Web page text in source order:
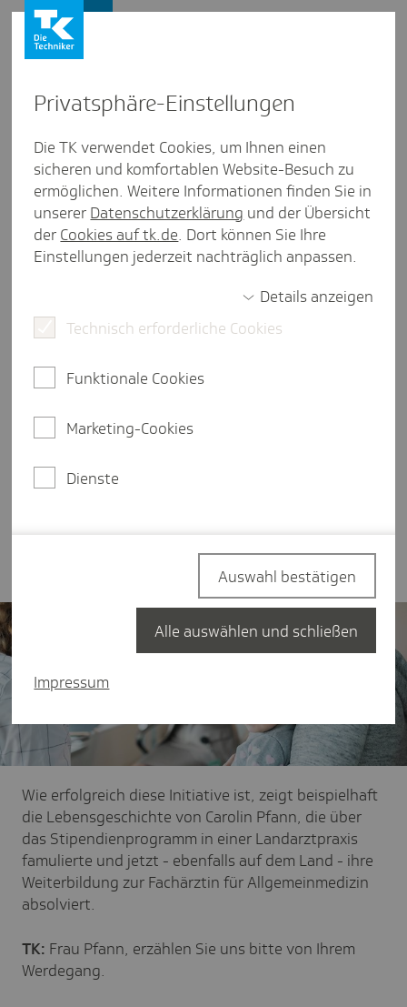
Carolin Pfann: Von der Haus­
arzt-Famu­latur zur Land­ärztin
Inter­view aus Bayern
Seit zehn Jahren engagiert sich die Stiftung
hausärztlichen Nachwuchs. Ein Schwerpunkt sind
praktische Erfahrungen in einer Hausarztpraxis
Hausärzteverband 2015 gemeinsam mit der
Techniker Krankenkasse in Bayern ein
Medizinstudierenden eine Famulatur in einer
Landarztpraxis zu ermöglichen.
Presse und Politik Ambulante Versorgung
Wie erfolgreich diese Initiative ist, zeigt beispielhaft
die Lebensgeschichte von Carolin Pfann, die über
das Stipendienprogramm in einer Landarztpraxis
famulierte und jetzt - ebenfalls auf dem Land - ihre
Weiterbildung zur Fachärztin für Allgemeinmedizin
absolviert.
TK: Frau Pfann, erzählen Sie uns bitte von Ihrem
Werdegang.
Privat­sphäre-Einstel­lungen
Die TK verwendet Cookies, um Ihnen einen
sicheren und komfortablen Website-Besuch zu
ermöglichen. Weitere Informationen finden Sie in
unserer Datenschutzerklärung und der Übersicht
der Cookies auf tk.de. Dort können Sie Ihre
Einstellungen jederzeit nachträglich anpassen.
Details anzeigen
Technisch erforderliche Cookies
Funktionale Cookies
Marketing-Cookies
Dienste
Impressum
Auswahl bestätigen
Alle auswählen und schließen